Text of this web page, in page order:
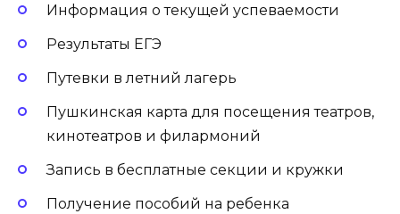
Информация о текущей успеваемости
Результаты ЕГЭ
Путевки в летний лагерь
Пушкинская карта для посещения театров,
кинотеатров и филармоний
Запись в бесплатные секции и кружки
Получение пособий на ребенка